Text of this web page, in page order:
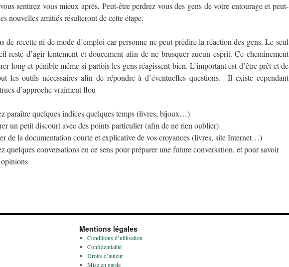
sentirez vous mieux après, Peut-être perdrez vous des gens de votre entourage et peut-
nouvelles amitiés résulteront de cette étape.
de recette ni de mode d’emploi car personne ne peut prédire la réaction des gens. Le seul
reste d’agir lentement et doucement afin de ne brusquer aucun esprit. Ce cheminement
long et pénible même si parfois les gens réagissent bien. L’important est d’être prêt et de
les outils nécessaires afin de répondre à d’éventuelles questions. Il existe cependant
d’approche vraiment flou
paraître quelques indices quelques temps (livres, bijoux…)
un petit discourt avec des points particulier (afin de ne rien oublier)
de la documentation courte et explicative de vos croyances (livres, site Internet…)
quelques conversations en ce sens pour préparer une future conversation. et pour savoir
Mentions légales
Conditions d’utilisation
Confidentialité
Droits d’auteur
Mise en garde